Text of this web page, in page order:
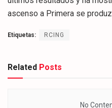
ascenso a Primera se
Etiquetas: RCING
Related Posts
No